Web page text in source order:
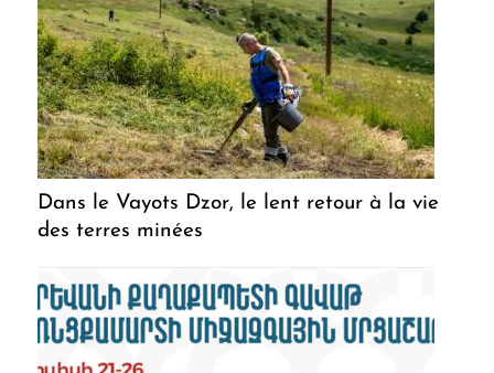
Dans le Vayots Dzor, le lent retour à la vie
des terres minées